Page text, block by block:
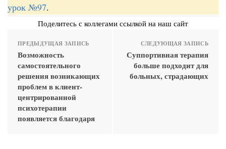
урок №97.
Поделитесь с коллегами ссылкой на наш сайт
ПРЕДЫДУЩАЯ ЗАПИСЬ
Возможность
самостоятельного
решения возникающих
проблем в клиент-
центрированной
психотерапии
появляется благодаря
СЛЕДУЮЩАЯ ЗАПИСЬ
Суппортивная терапия
больше подходит для
больных, страдающих